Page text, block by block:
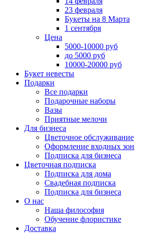
23 февраля
Букеты на 8 Марта
1 сентября
Цена
5000-10000 руб
до 5000 руб
10000-20000 руб
Букет невесты
Подарки
Все подарки
Подарочные наборы
Вазы
Приятные мелочи
Для бизнеса
Цветочное обслуживание
Оформление входных зон
Подписка для бизнеса
Цветочная подписка
Подписка для дома
Свадебная подписка
Подписка для бизнеса
О нас
Наша философия
Обучение флористике
Доставка